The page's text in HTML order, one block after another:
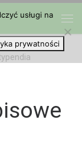
usługi na
prywatności